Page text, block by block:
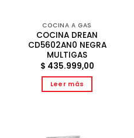
COCINA A GAS
COCINA DREAN
CD5602AN0 NEGRA
MULTIGAS
$ 435.999,00
Leer más